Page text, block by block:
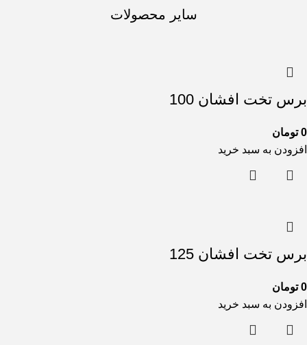
سایر محصولات
برس تخت افشان 100
0 تومان
افزودن به سبد خرید
برس تخت افشان 125
0 تومان
افزودن به سبد خرید